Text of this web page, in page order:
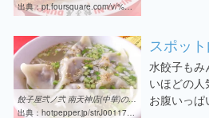
出典：pt.foursquare.com/v/%E9%A4%83%E5%AD%90%E5%B1%8B-%E5%BC%90%E3%83%8E%E5%BC%90-%E5%8D%97%E5%A4%A9%E7%A5%9E%E5%BA%97/5651aa3b498e5c49a01aaf22
餃子屋弐ノ弐 南天神店(中華)のメニュー | ホットペッパーグルメ
出典： hotpepper.jp/strJ001175775/food
スポッ
水餃子もみ
いほどの
お腹いっ